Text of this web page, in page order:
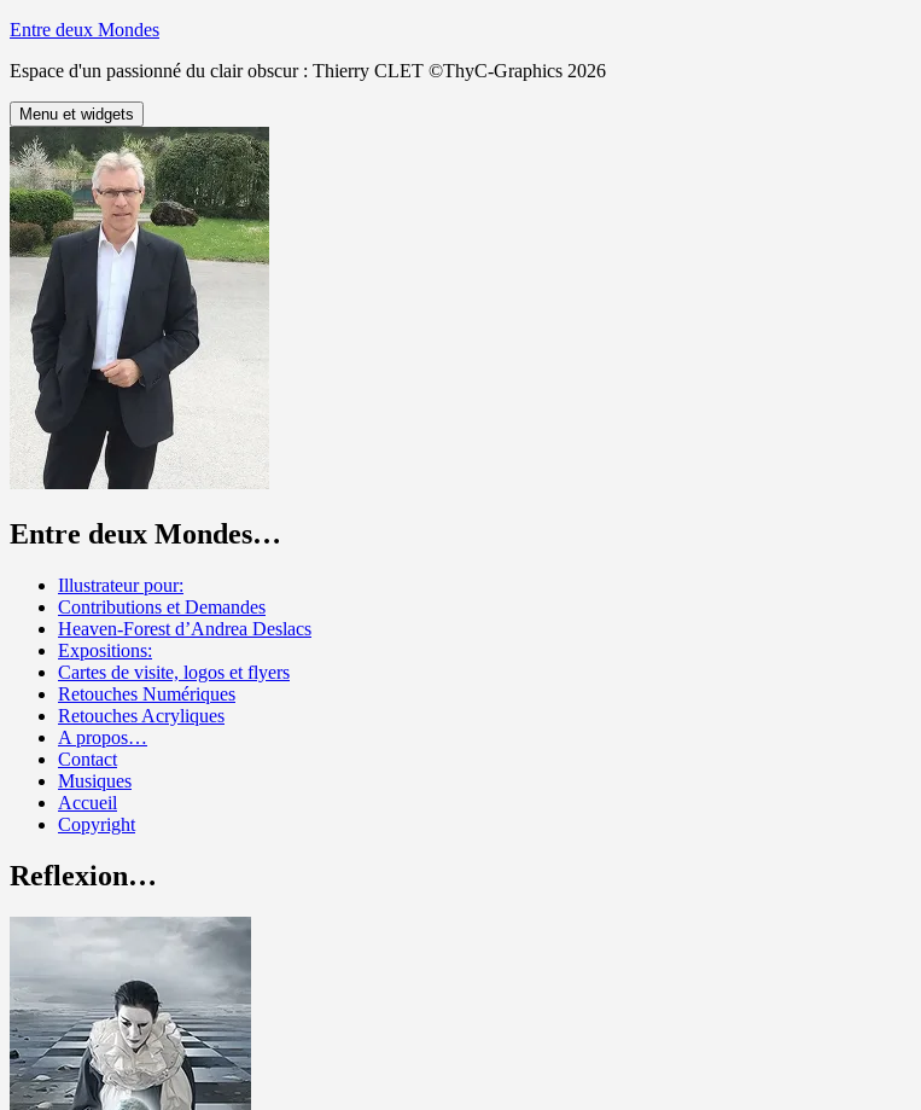
Aller
contenu
Entre deux Mondes
Espace d'un passionné du clair obscur : Thierry CLET ©ThyC-Graphics 2026
Menu et widgets
Entre deux Mondes…
Illustrateur pour:
Contributions et Demandes
Heaven-Forest d’Andrea Deslacs
Expositions:
Cartes de visite, logos et flyers
Retouches Numériques
Retouches Acryliques
A propos…
Contact
Musiques
Accueil
Copyright
Reflexion…